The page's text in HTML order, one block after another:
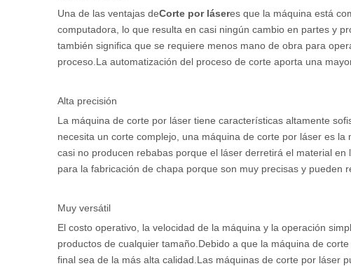
Una de las ventajas deCorte por láseres que la máquina está
computadora, lo que resulta en casi ningún cambio en partes y
también significa que se requiere menos mano de obra para
proceso.La automatización del proceso de corte aporta una
Alta precisión
La máquina de corte por láser tiene características altamente
necesita un corte complejo, una máquina de corte por láser es
casi no producen rebabas porque el láser derretirá el material
para la fabricación de chapa porque son muy precisas y pueden
Muy versátil
El costo operativo, la velocidad de la máquina y la operación
productos de cualquier tamaño.Debido a que la máquina de
final sea de la más alta calidad.Las máquinas de corte por láser